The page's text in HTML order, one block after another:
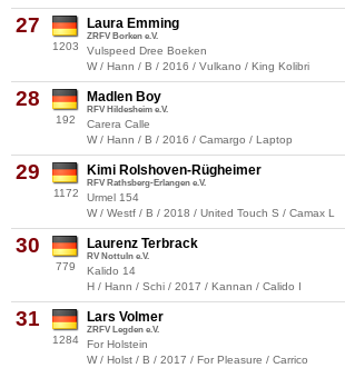
27
1203
Laura Emming
ZRFV Borken e.V.
Vulspeed Dree Boeken
W / Hann / B / 2016 / Vulkano / King Kolibri
28
192
Madlen Boy
RFV Hildesheim e.V.
Carera Calle
W / Hann / B / 2016 / Camargo / Laptop
29
1172
Kimi Rolshoven-Rügheimer
RFV Rathsberg-Erlangen e.V.
Urmel 154
W / Westf / B / 2018 / United Touch S / Camax L
30
779
Laurenz Terbrack
RV Nottuln e.V.
Kalido 14
H / Hann / Schi / 2017 / Kannan / Calido I
31
1284
Lars Volmer
ZRFV Legden e.V.
For Holstein
W / Holst / B / 2017 / For Pleasure / Carrico